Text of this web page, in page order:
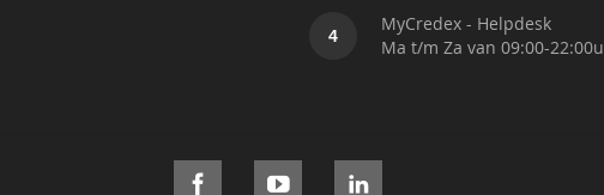
4
MyCredex - Helpdesk
Ma t/m Za van 09:00-22:00u